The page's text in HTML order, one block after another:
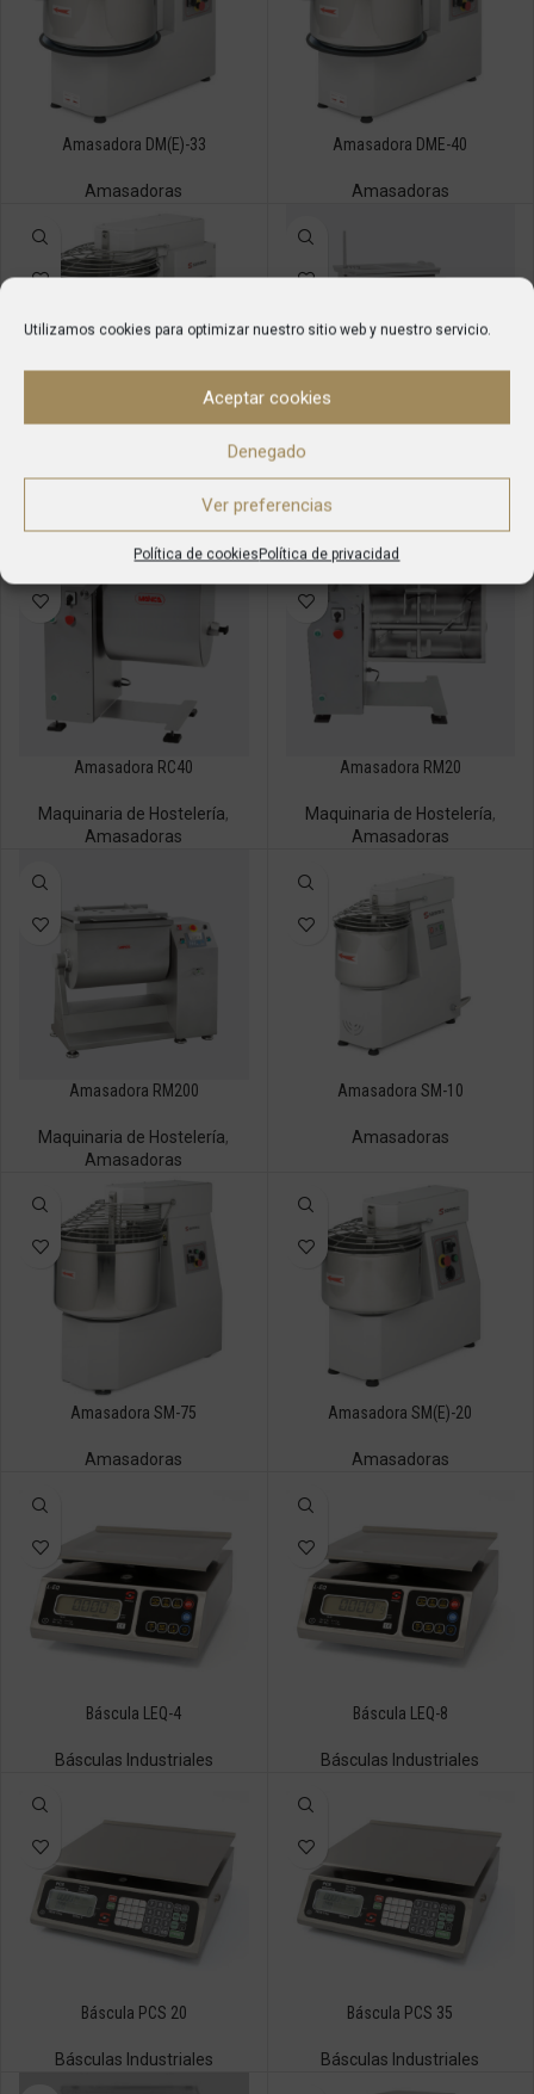
Utilizamos cookies para optimizar nuestro sitio web y nuestro servicio.
Aceptar cookies
Denegado
Ver preferencias
Política de cookiesPolítica de privacidad
Amasadora DM(E)-33
Amasadoras
Amasadora DME-40
Amasadoras
Amasadora RC40
Maquinaria de Hostelería,
Amasadoras
Amasadora RM20
Maquinaria de Hostelería,
Amasadoras
Amasadora RM200
Maquinaria de Hostelería,
Amasadoras
Amasadora SM-10
Amasadoras
Amasadora SM-75
Amasadoras
Amasadora SM(E)-20
Amasadoras
Báscula LEQ-4
Básculas Industriales
Báscula LEQ-8
Básculas Industriales
Báscula PCS 20
Básculas Industriales
Báscula PCS 35
Básculas Industriales